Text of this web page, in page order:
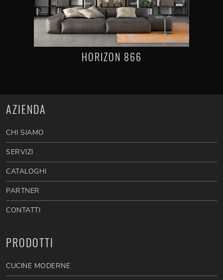
HORIZON 866
AZIENDA
CHI SIAMO
SERVIZI
CATALOGHI
PARTNER
CONTATTI
PRODOTTI
CUCINE MODERNE